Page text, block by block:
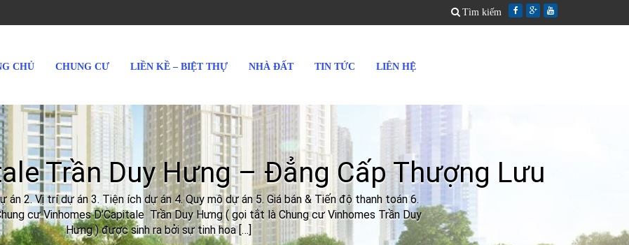
Tìm kiếm
CHỦ CHUNG CƯ LIỀN KỀ – BIỆT THỰ NHÀ ĐẤT TIN TỨC LIÊN HỆ
Trần Duy Hưng – Đẳng Cấp Thượng Lưu
án 2. Vị trí dự án 3. Tiện ích dự án 4. Quy mô dự án 5. Giá bán & Tiến độ thanh toán 6.
cư Vinhomes D’Capitale Trần Duy Hưng ( gọi tắt là Chung cư Vinhomes Trần Duy
Hưng ) được sinh ra bởi sự tinh hoa […]